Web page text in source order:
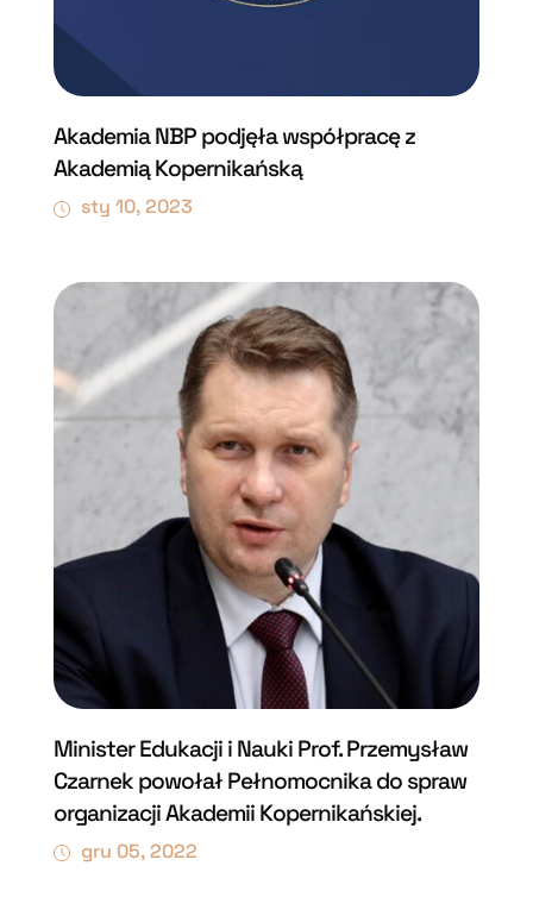
Akademia NBP podjęła współpracę z
Akademią Kopernikańską
sty 10, 2023
Minister Edukacji i Nauki Prof. Przemysław
Czarnek powołał Pełnomocnika do spraw
organizacji Akademii Kopernikańskiej.
gru 05, 2022